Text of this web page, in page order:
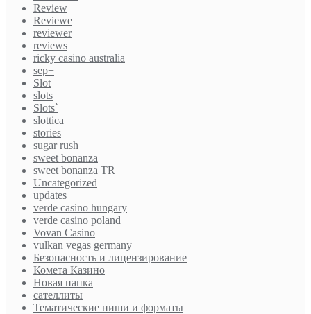
Review
Reviewe
reviewer
reviews
ricky casino australia
sep+
Slot
slots
Slots`
slottica
stories
sugar rush
sweet bonanza
sweet bonanza TR
Uncategorized
updates
verde casino hungary
verde casino poland
Vovan Casino
vulkan vegas germany
Безопасность и лицензирование
Комета Казино
Новая папка
сателлиты
Тематические ниши и форматы